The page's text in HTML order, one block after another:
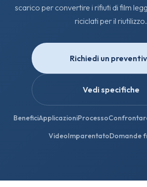
scarico per convertire i rifiuti di film
riciclati per il riutilizzo.
Richiedi un
Vedi specifiche
BeneficiApplicazioniProcesso
VideoImparentatoDomande